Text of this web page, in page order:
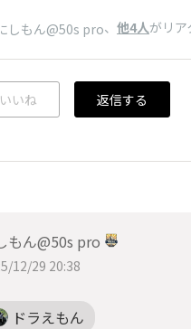
しもん@50s pro、 他4人がリア
いいね 返信する
もん@50s pro
12/29 20:38
ドラえもん